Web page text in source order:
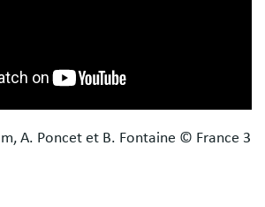
A. Poncet et B. Fontaine © France 3